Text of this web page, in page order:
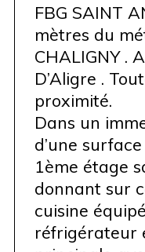
FBG SAINT
mètres du
CHALIGNY .
D’Aligre .
proximité.
Dans un
d’une
1ème étage
donnant sur
cuisine
réfrigérateur